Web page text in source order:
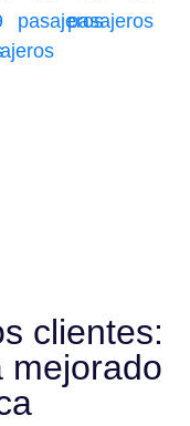
pasajerospasajeros
clientes:
mejorado